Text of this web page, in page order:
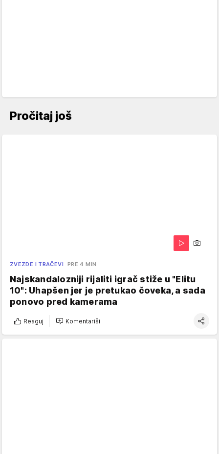
Pročitaj još
ZVEZDE I TRAČEVI PRE 4 MIN
Najskandalozniji rijaliti igrač stiže u "Elitu
10": Uhapšen jer je pretukao čoveka, a sada
ponovo pred kamerama
Reaguj Komentariši